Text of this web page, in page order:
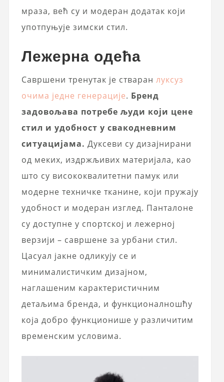
мраза, већ су и модеран додатак који
употпуњује зимски стил.
Лежерна одећа
Савршени тренутак је стваран луксуз
очима једне генерације. Бренд
задовољава потребе људи који цене
стил и удобност у свакодневним
ситуацијама. Дуксеви су дизајнирани
од меких, издржљивих материјала, као
што су висококвалитетни памук или
модерне техничке тканине, који пружају
удобност и модеран изглед. Панталоне
су доступне у спортској и лежерној
верзији – савршене за урбани стил.
Цасуал јакне одликују се и
минималистичким дизајном,
наглашеним карактеристичним
детаљима бренда, и функционалношћу
која добро функционише у различитим
временским условима.